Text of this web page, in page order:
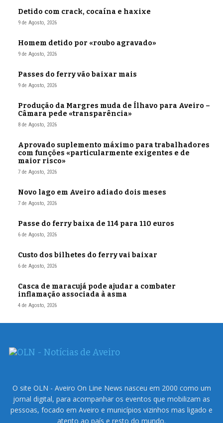
Detido com crack, cocaína e haxixe
9 de Agosto, 2026
Homem detido por «roubo agravado»
9 de Agosto, 2026
Passes do ferry vão baixar mais
9 de Agosto, 2026
Produção da Margres muda de Ílhavo para Aveiro –
Câmara pede «transparência»
8 de Agosto, 2026
Aprovado suplemento máximo para trabalhadores
com funções «particularmente exigentes e de
maior risco»
7 de Agosto, 2026
Novo lago em Aveiro adiado dois meses
7 de Agosto, 2026
Passe do ferry baixa de 114 para 110 euros
6 de Agosto, 2026
Custo dos bilhetes do ferry vai baixar
6 de Agosto, 2026
Casca de maracujá pode ajudar a combater
inflamação associada à asma
4 de Agosto, 2026
O site OLN - Aveiro On Line News nasceu em 2000 como um
jornal digital, para acompanhar os eventos que mobilizam as
pessoas, focado em Aveiro e municípios vizinhos mas ligado e
atento ao país e resto do mundo.